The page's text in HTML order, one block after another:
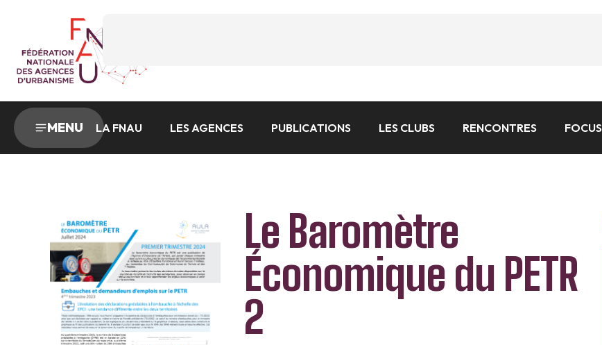
MENU LA FNAU LES AGENCES PUBLICATIONS LES CLUBS RENCONTRES FOCUS
Le Baromètre
Économique du PETR
2